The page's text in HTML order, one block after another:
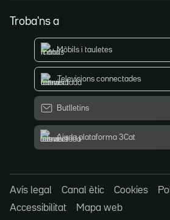
Troba'ns a
Mòbils i tauletes
Televisions connectades
Butlletins
Ajuda plataforma 3Cat
Avís legal Canal ètic Cookies
Accessibilitat
Mapa web